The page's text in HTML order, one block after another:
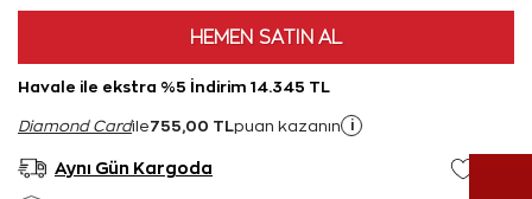
HEMEN SATIN AL
Havale ile ekstra %5 İndirim 14.345 TL
Diamond Cardile755,00 TL puan kazanın i
Aynı Gün Kargoda